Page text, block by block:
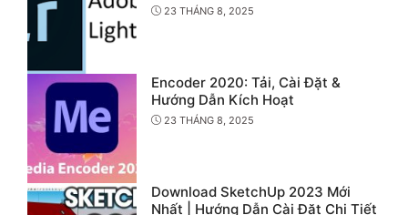
23 THÁNG 8, 2025
Encoder 2020: Tải, Cài Đặt &
Hướng Dẫn Kích Hoạt
23 THÁNG 8, 2025
Download SketchUp 2023 Mới
Nhất | Hướng Dẫn Cài Đặt Chi Tiết